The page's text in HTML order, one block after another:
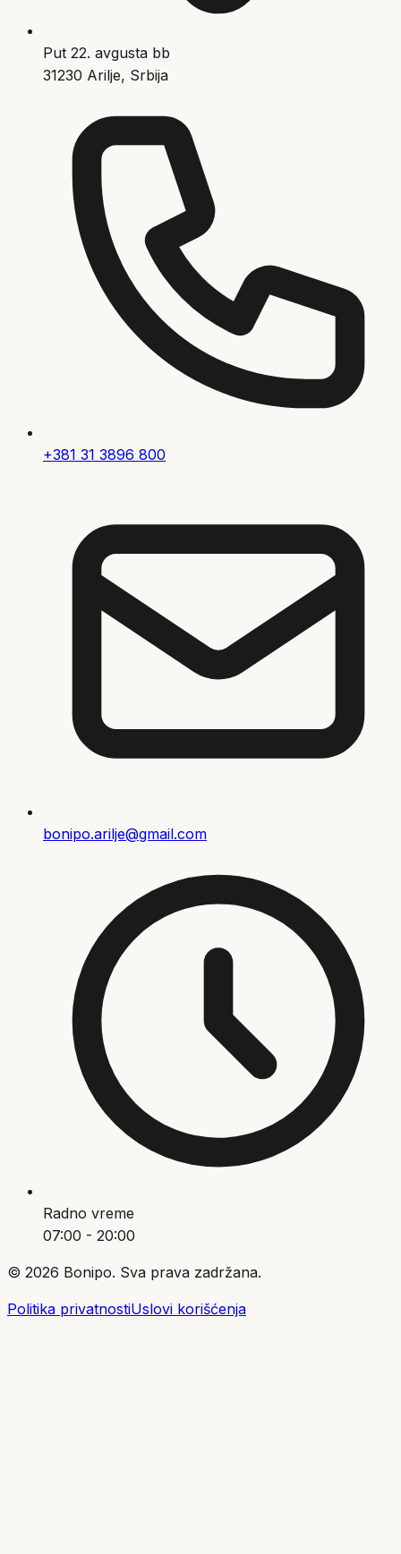
Put 22. avgusta bb
31230 Arilje, Srbija
+381 31 3896 800
bonipo.arilje@gmail.com
Radno vreme
07:00 - 20:00
© 2026 Bonipo. Sva prava zadržana.
Politika privatnostiUslovi korišćenja